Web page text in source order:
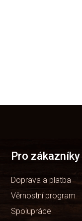
Pro zákazníky
Doprava a platba
Věrnostní program
Spolupráce